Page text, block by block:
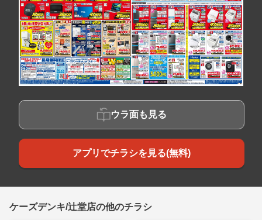
ウラ面も見る
アプリでチラシを見る(無料)
ケーズデンキ/辻堂店の他のチラシ